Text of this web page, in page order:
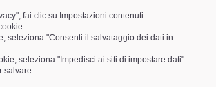
fai clic su Impostazioni contenuti.
seleziona "Consenti il salvataggio dei dati in
seleziona "Impedisci ai siti di impostare dati".
salvare.